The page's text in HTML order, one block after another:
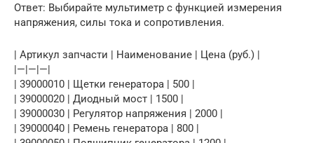
Ответ: Выбирайте мультиметр с функцией измерения
напряжения, силы тока и сопротивления.
| Артикул запчасти | Наименование | Цена (руб.) |
|—|—|—|
| 39000010 | Щетки генератора | 500 |
| 39000020 | Диодный мост | 1500 |
| 39000030 | Регулятор напряжения | 2000 |
| 39000040 | Ремень генератора | 800 |